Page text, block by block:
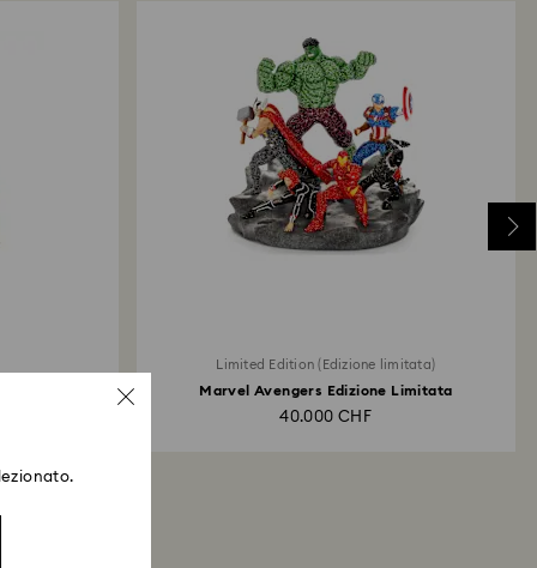
Limited Edition (Edizione limitata)
Marvel Avengers Edizione Limitata
40.000 CHF